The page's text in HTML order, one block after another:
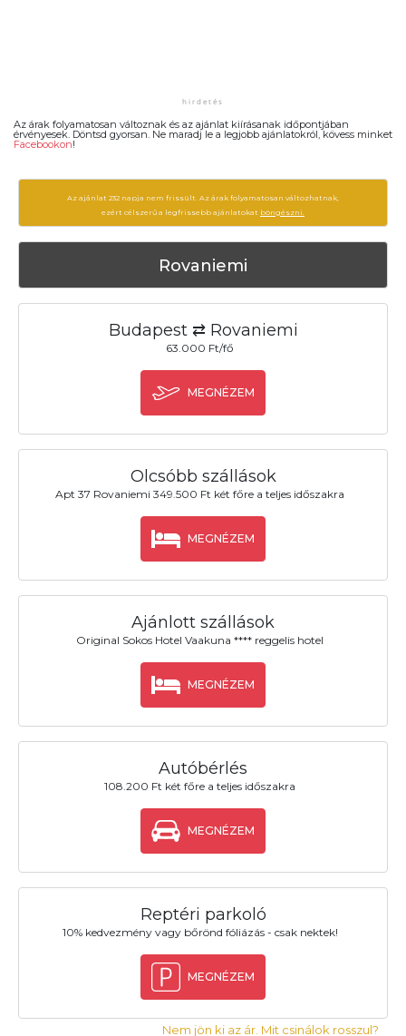
Az árak folyamatosan változnak és az ajánlat kiírásanak időpontjában
érvényesek. Döntsd gyorsan. Ne maradj le a legjobb ajánlatokról, kövess minket
Facebookon!
Az ajánlat 232 napja nem frissült. Az árak folyamatosan változhatnak,
ezért célszerű a legfrissebb ajánlatokat böngészni.
Rovaniemi
Budapest ⇄ Rovaniemi
63.000 Ft/fő
MEGNÉZEM
Olcsóbb szállások
Apt 37 Rovaniemi 349.500 Ft két főre a teljes időszakra
MEGNÉZEM
Ajánlott szállások
Original Sokos Hotel Vaakuna **** reggelis hotel
MEGNÉZEM
Autóbérlés
108.200 Ft két főre a teljes időszakra
MEGNÉZEM
Reptéri parkoló
10% kedvezmény vagy bőrönd fóliázás - csak nektek!
MEGNÉZEM
Nem jön ki az ár. Mit csinálok rosszul?